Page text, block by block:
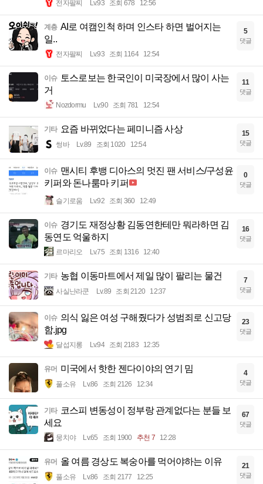
전자팔찌 Lv.93 조회 678 12:56
계층 AI로 여캠인척 하며 인스타 하면 벌어지는
일..
전자팔찌 Lv.93 조회 1164 12:54
5
댓글
이슈
토스로보는 한국인이 미국장에서 많이 사는
거
Nozdormu Lv.90 조회 781 12:54
11
댓글
기타 요즘 바뀌었다는 페미니즘 사상
썽바 Lv.89 조회 1020 12:54
15
댓글
이슈 맨시티 후뱅 디아스의 멋진 팬 서비스/구성윤
키퍼와 돈나룸마 키퍼
슬기로움 Lv.92 조회 360 12:49
0
댓글
이슈 경기도 재정상황 김동연한테만 뭐라하면 김
동연도 억울하지
르마리오 Lv.75 조회 1316 12:40
16
댓글
기타 농협 이동마트에서 제일 많이 팔리는 물건
사실난라쿤 Lv.89 조회 2120 12:37
7
댓글
이슈 의식 잃은 여성 구해줬다가 성범죄로 신고당
함.jpg
달섭지롱 Lv.94 조회 2183 12:35
23
댓글
유머 미국에서 핫한 젠다이야의 연기 밈
풀소유 Lv.86 조회 2126 12:34
4
댓글
기타 코스피 변동성이 정부랑 관계없다는 분들 보
세요
뭉치야 Lv.65 조회 1900 추천 7 12:28
67
댓글
유머 올 여름 경상도 복숭아를 먹어야하는 이유
풀소유 Lv.86 조회 2177 12:25
21
댓글